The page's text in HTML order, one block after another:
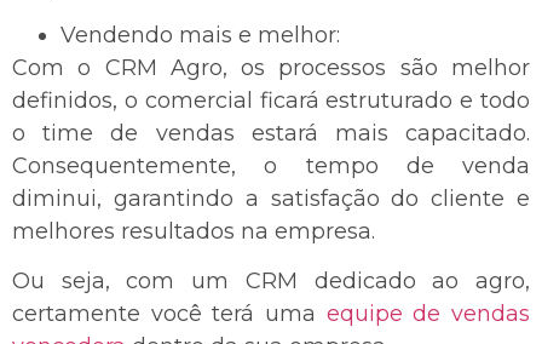
Vendendo mais e melhor:
Com o CRM Agro, os processos são melhor
definidos, o comercial ficará estruturado e todo
o time de vendas estará mais capacitado.
Consequentemente, o tempo de venda
diminui, garantindo a satisfação do cliente e
melhores resultados na empresa.
Ou seja, com um CRM dedicado ao agro,
certamente você terá uma equipe de vendas